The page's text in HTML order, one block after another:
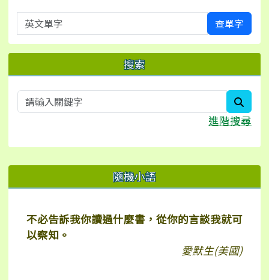
英文單字 查單字
搜索
進階搜尋
右邊區域內容 隨機小語
不必告訴我你讀過什麼書，從你的言談我就可
以察知。
愛默生(美國)